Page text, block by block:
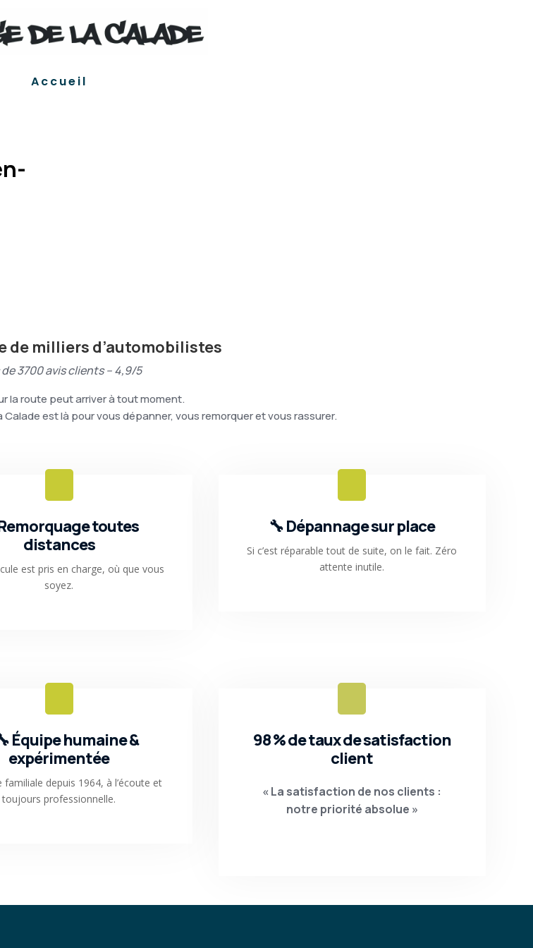
Accueil
de milliers d’automobilistes
3700 avis clients – 4,9/5
la route peut arriver à tout moment.
Calade est là pour vous dépanner, vous remorquer et vous rassurer.
toutes
distances
est pris en charge, où que vous
soyez.
🔧 Dépannage sur place
Si c’est réparable tout de suite, on le fait. Zéro
attente inutile.
Équipe humaine &
expérimentée
familiale depuis 1964, à l’écoute et
toujours professionnelle.
98 % de taux de satisfaction
client
« La satisfaction de nos clients :
notre priorité absolue »